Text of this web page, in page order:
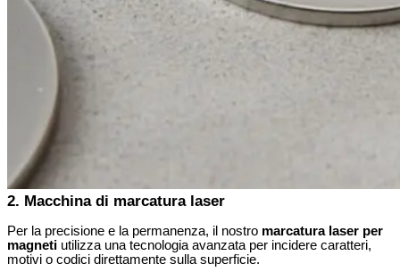
2. Macchina di marcatura laser
Per la precisione e la permanenza, il nostro marcatura laser per
magneti utilizza una tecnologia avanzata per incidere caratteri,
motivi o codici direttamente sulla superficie.